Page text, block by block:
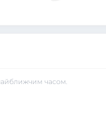
часом.